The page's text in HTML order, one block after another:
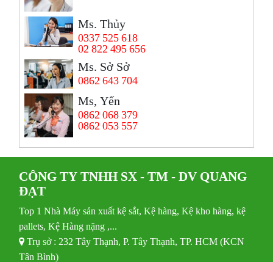
Ms. Thủy
0337 525 618
02 822 495 656
Ms. Sở Sở
0862 643 704
Ms, Yến
0862 068 379
0862 053 557
CÔNG TY TNHH SX - TM - DV QUANG
ĐẠT
Top 1 Nhà Máy sản xuất kệ sắt, Kệ hàng, Kệ kho hàng, kệ
pallets, Kệ Hàng nặng ,...
Trụ sở : 232 Tây Thạnh, P. Tây Thạnh, TP. HCM (KCN
Tân Bình)